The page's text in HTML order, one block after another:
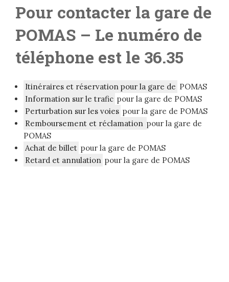
Pour contacter la gare de
POMAS – Le numéro de
téléphone est le 36.35
Itinéraires et réservation pour la gare de POMAS
Information sur le trafic pour la gare de POMAS
Perturbation sur les voies pour la gare de POMAS
Remboursement et réclamation pour la gare de
POMAS
Achat de billet pour la gare de POMAS
Retard et annulation pour la gare de POMAS